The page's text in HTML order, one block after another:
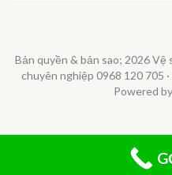
Bản quyền & bản sao; 2026Vệ
chuyên nghiệp 0968 120 705 ·
Powered